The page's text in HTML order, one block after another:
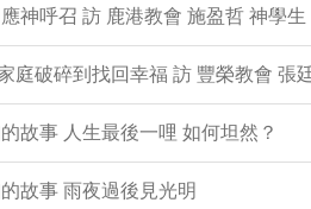
神呼召 訪 鹿港教會 施盈哲 神學生
庭破碎到找回幸福 訪 豐榮教會 張
故事 人生最後一哩 如何坦然？
故事 雨夜過後見光明